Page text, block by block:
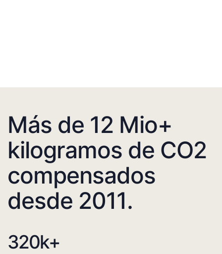
Más de 12 Mio+
kilogramos de CO2
compensados
desde 2011.
320k+